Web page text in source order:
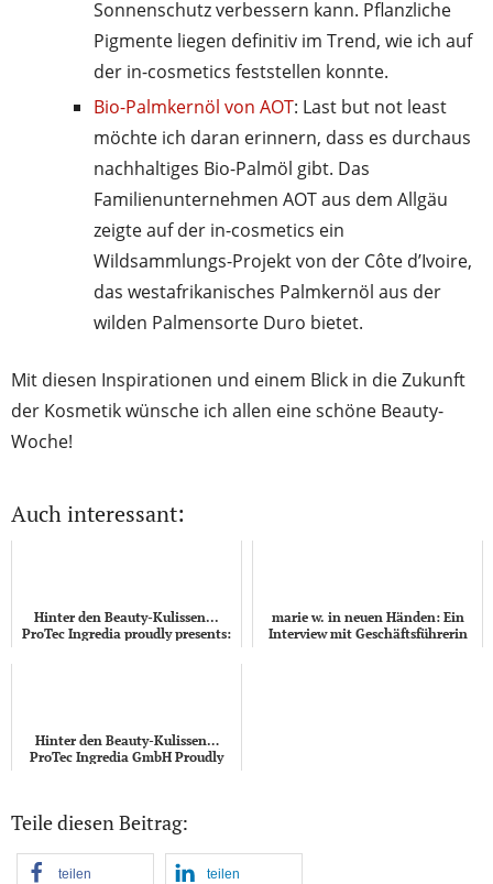
Sonnenschutz verbessern kann. Pflanzliche
Pigmente liegen definitiv im Trend, wie ich auf
der in-cosmetics feststellen konnte.
Bio-Palmkernöl von AOT: Last but not least
möchte ich daran erinnern, dass es durchaus
nachhaltiges Bio-Palmöl gibt. Das
Familienunternehmen AOT aus dem Allgäu
zeigte auf der in-cosmetics ein
Wildsammlungs-Projekt von der Côte d’Ivoire,
das westafrikanisches Palmkernöl aus der
wilden Palmensorte Duro bietet.
Mit diesen Inspirationen und einem Blick in die Zukunft
der Kosmetik wünsche ich allen eine schöne Beauty-
Woche!
Auch interessant:
Hinter den Beauty-Kulissen...
ProTec Ingredia proudly presents:
marie w. in neuen Händen: Ein
Interview mit Geschäftsführerin
Hinter den Beauty-Kulissen…
ProTec Ingredia GmbH Proudly
Teile diesen Beitrag:
teilen teilen